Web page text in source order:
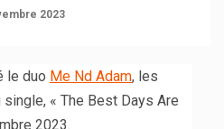
2023
le duo Me Nd Adam, les
« The Best Days Are
2023.